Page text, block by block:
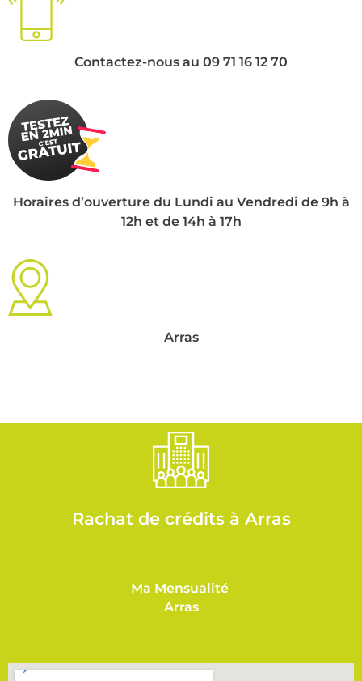
Contactez-nous au 09 71 16 12 70
Horaires d’ouverture du Lundi au Vendredi de 9h à
12h et de 14h à 17h
Arras
Rachat de crédits à Arras
Ma Mensualité
Arras